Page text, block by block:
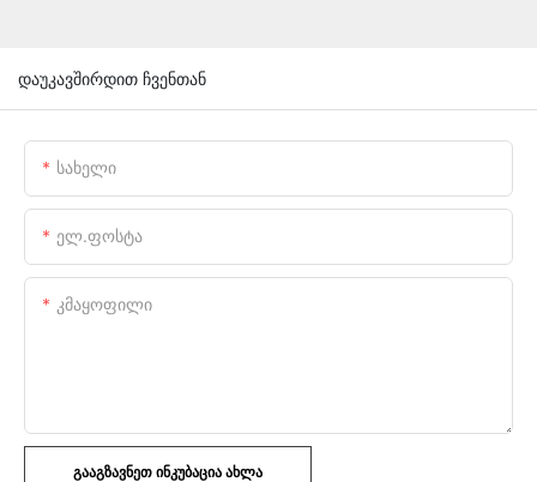
დაუკავშირდით ჩვენთან
Სახელი
Ელ.ფოსტა
Კმაყოფილი
ᲒᲐᲐᲒᲖᲐᲕᲜᲔᲗ ᲘᲜᲙᲣᲑᲐᲪᲘᲐ ᲐᲮᲚᲐ